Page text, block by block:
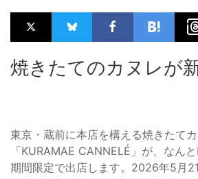
焼きたてのカヌレが
東京・蔵前に本店を構える焼きたて
「KURAMAE CANNELÉ」が、なん
期間限定で出店します。2026年5月